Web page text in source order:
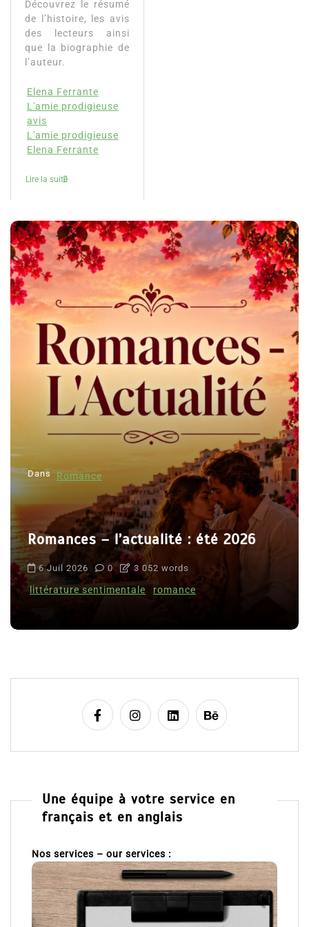
Découvrez le résumé
de l’histoire, les avis
des lecteurs ainsi
que la biographie de
l’auteur.
Elena Ferrante
L'amie prodigieuse
avis
L'amie prodigieuse
Elena Ferrante
Lire la suite
Dans Romance
Romances – l’actualité : été 2026
6 Juil 2026 0 3 052 words
littérature sentimentale romance
Une équipe à votre service en
français et en anglais
Nos services – our services :